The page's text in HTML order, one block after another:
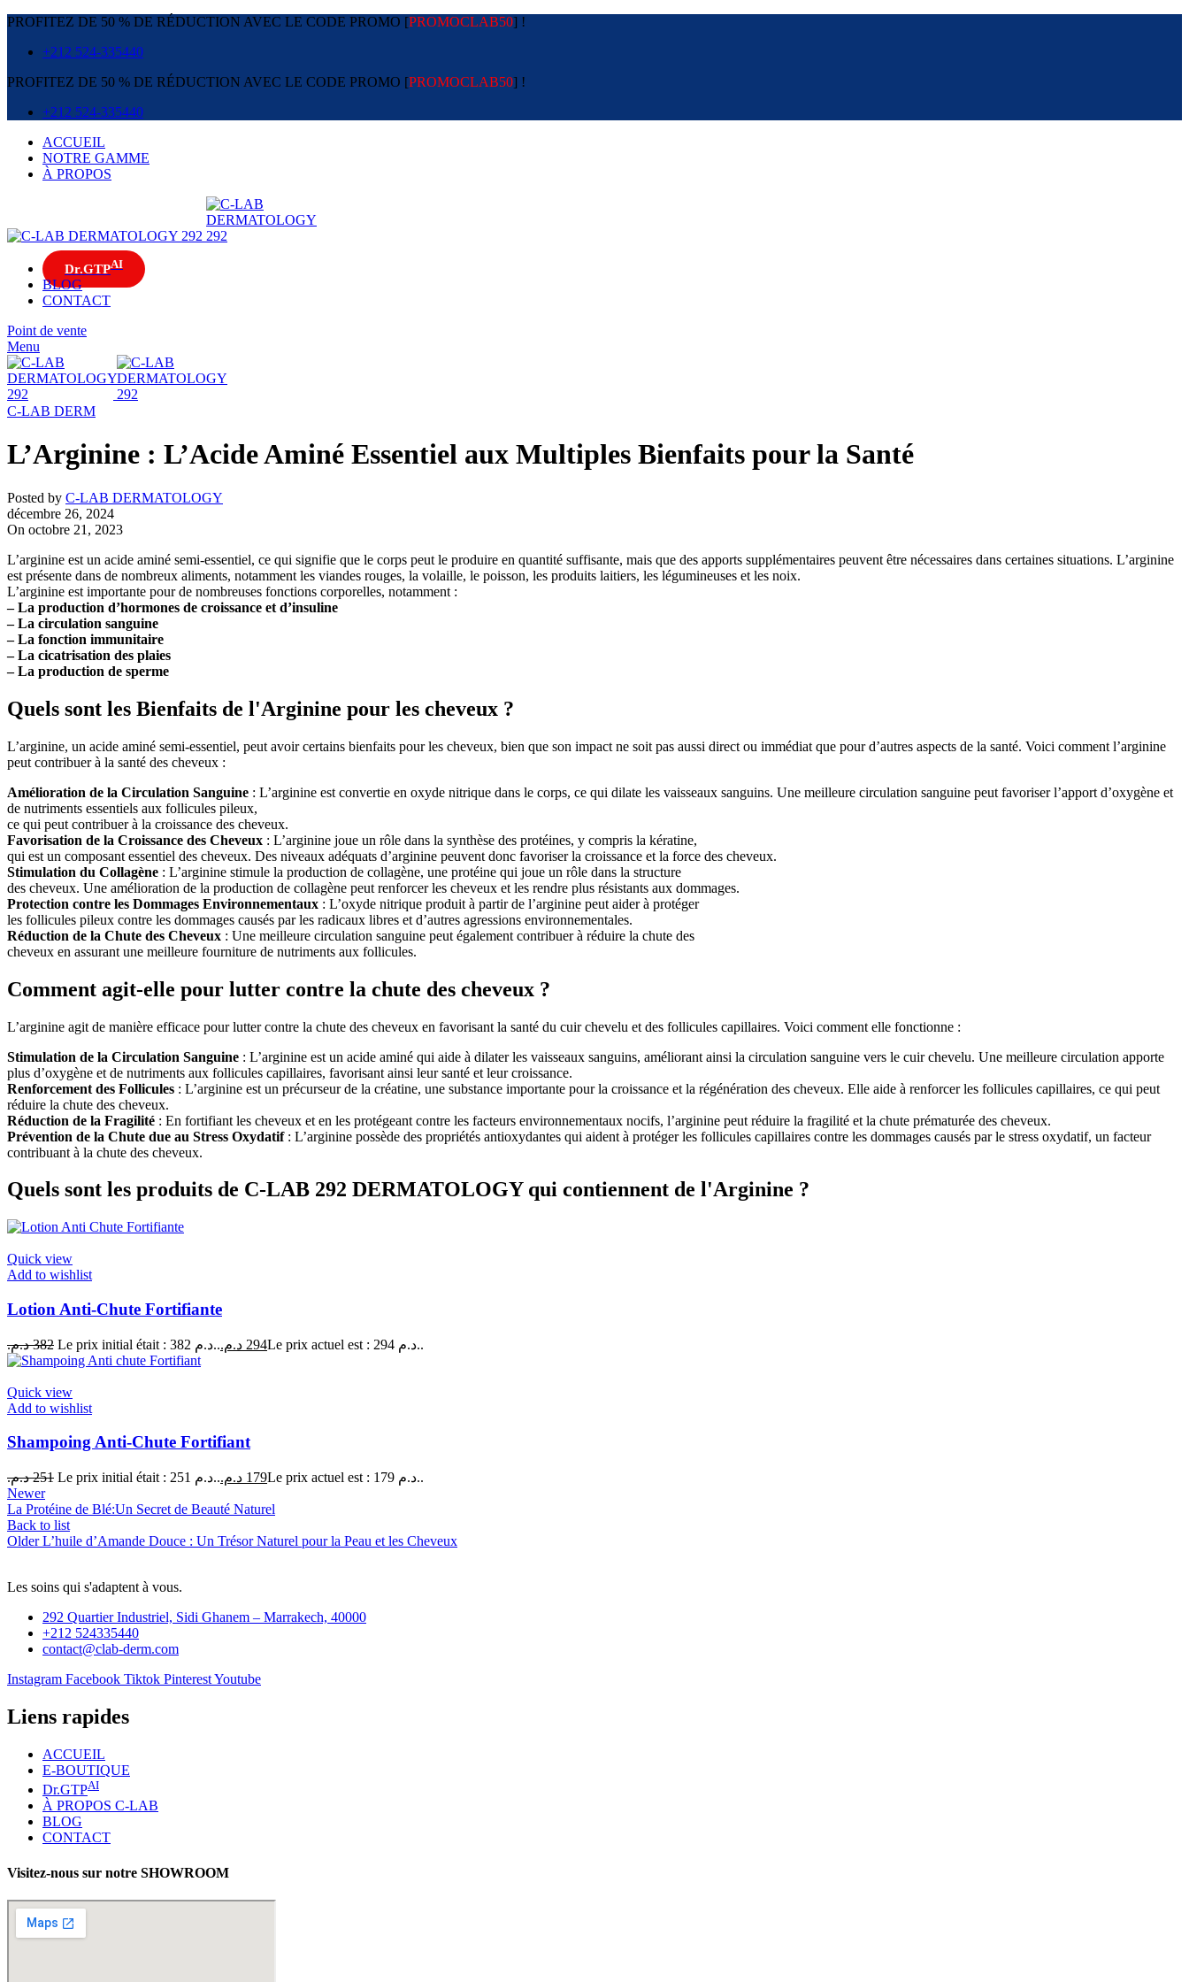
PROFITEZ DE 50 % DE RÉDUCTION AVEC LE CODE PROMO [PROMOCLAB50] !
+212 524-335440
PROFITEZ DE 50 % DE RÉDUCTION AVEC LE CODE PROMO [PROMOCLAB50] !
+212 524-335440
ACCUEIL
NOTRE GAMME
À PROPOS
Dr.GTPAI
BLOG
CONTACT
Point de vente
Menu
C-LAB DERM
L’Arginine : L’Acide Aminé Essentiel aux Multiples Bienfaits pour la Santé
Posted by C-LAB DERMATOLOGY
décembre 26, 2024
On octobre 21, 2023
L’arginine est un acide aminé semi-essentiel, ce qui signifie que le corps peut le produire en quantité suffisante, mais que des apports supplémentaires peuvent être nécessaires dans certaines situations. L’arginine
est présente dans de nombreux aliments, notamment les viandes rouges, la volaille, le poisson, les produits laitiers, les légumineuses et les noix.
L’arginine est importante pour de nombreuses fonctions corporelles, notamment :
– La production d’hormones de croissance et d’insuline
– La circulation sanguine
– La fonction immunitaire
– La cicatrisation des plaies
– La production de sperme
Quels sont les Bienfaits de l'Arginine pour les cheveux ?
L’arginine, un acide aminé semi-essentiel, peut avoir certains bienfaits pour les cheveux, bien que son impact ne soit pas aussi direct ou immédiat que pour d’autres aspects de la santé. Voici comment l’arginine
peut contribuer à la santé des cheveux :
Amélioration de la Circulation Sanguine : L’arginine est convertie en oxyde nitrique dans le corps, ce qui dilate les vaisseaux sanguins. Une meilleure circulation sanguine peut favoriser l’apport d’oxygène et
de nutriments essentiels aux follicules pileux,
ce qui peut contribuer à la croissance des cheveux.
Favorisation de la Croissance des Cheveux : L’arginine joue un rôle dans la synthèse des protéines, y compris la kératine,
qui est un composant essentiel des cheveux. Des niveaux adéquats d’arginine peuvent donc favoriser la croissance et la force des cheveux.
Stimulation du Collagène : L’arginine stimule la production de collagène, une protéine qui joue un rôle dans la structure
des cheveux. Une amélioration de la production de collagène peut renforcer les cheveux et les rendre plus résistants aux dommages.
Protection contre les Dommages Environnementaux : L’oxyde nitrique produit à partir de l’arginine peut aider à protéger
les follicules pileux contre les dommages causés par les radicaux libres et d’autres agressions environnementales.
Réduction de la Chute des Cheveux : Une meilleure circulation sanguine peut également contribuer à réduire la chute des
cheveux en assurant une meilleure fourniture de nutriments aux follicules.
Comment agit-elle pour lutter contre la chute des cheveux ?
L’arginine agit de manière efficace pour lutter contre la chute des cheveux en favorisant la santé du cuir chevelu et des follicules capillaires. Voici comment elle fonctionne :
Stimulation de la Circulation Sanguine : L’arginine est un acide aminé qui aide à dilater les vaisseaux sanguins, améliorant ainsi la circulation sanguine vers le cuir chevelu. Une meilleure circulation apporte
plus d’oxygène et de nutriments aux follicules capillaires, favorisant ainsi leur santé et leur croissance.
Renforcement des Follicules : L’arginine est un précurseur de la créatine, une substance importante pour la croissance et la régénération des cheveux. Elle aide à renforcer les follicules capillaires, ce qui peut
réduire la chute des cheveux.
Réduction de la Fragilité : En fortifiant les cheveux et en les protégeant contre les facteurs environnementaux nocifs, l’arginine peut réduire la fragilité et la chute prématurée des cheveux.
Prévention de la Chute due au Stress Oxydatif: L’arginine possède des propriétés antioxydantes qui aident à protéger les follicules capillaires contre les dommages causés par le stress oxydatif, un facteur
contribuant à la chute des cheveux.
Quels sont les produits de C-LAB 292 DERMATOLOGY qui contiennent de l'Arginine ?
Quick view
Add to wishlist
Lotion Anti-Chute Fortifiante
382 د.م. Le prix initial était : 382 د.م.. 294 د.م. Le prix actuel est : 294 د.م..
Quick view
Add to wishlist
Shampoing Anti-Chute Fortifiant
251 د.م. Le prix initial était : 251 د.م.. 179 د.م.
Le prix actuel est : 179 د.م..
Newer
La Protéine de Blé:Un Secret de Beauté Naturel
Back to list
Older L’huile d’Amande Douce : Un Trésor Naturel pour la Peau et les Cheveux
Les soins qui s'adaptent à vous.
292 Quartier Industriel, Sidi Ghanem – Marrakech, 40000
+212 524335440
contact@clab-derm.com
Instagram Facebook Tiktok PinterestYoutube
Liens rapides
ACCUEIL
E-BOUTIQUE
Dr.GTPAI
À PROPOS C-LAB
BLOG
CONTACT
Visitez-nous sur notre SHOWROOM